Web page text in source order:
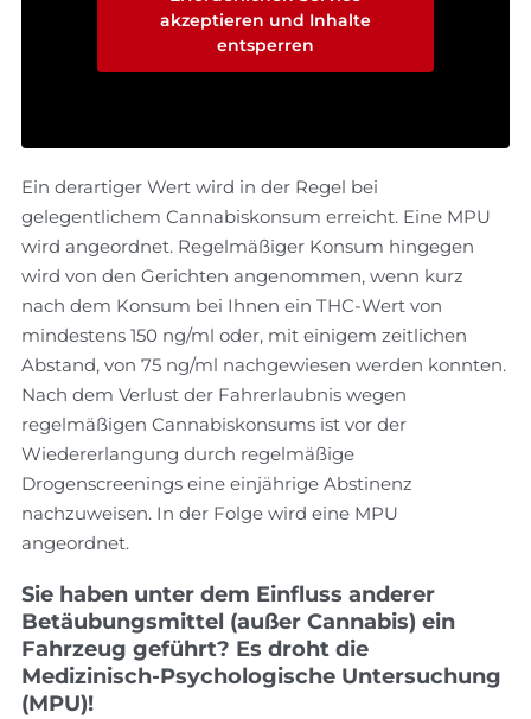
akzeptieren und Inhalte
entsperren
Ein derartiger Wert wird in der Regel bei
gelegentlichem Cannabiskonsum erreicht. Eine MPU
wird angeordnet. Regelmäßiger Konsum hingegen
wird von den Gerichten angenommen, wenn kurz
nach dem Konsum bei Ihnen ein THC-Wert von
mindestens 150 ng/ml oder, mit einigem zeitlichen
Abstand, von 75 ng/ml nachgewiesen werden konnten.
Nach dem Verlust der Fahrerlaubnis wegen
regelmäßigen Cannabiskonsums ist vor der
Wiedererlangung durch regelmäßige
Drogenscreenings eine einjährige Abstinenz
nachzuweisen. In der Folge wird eine MPU
angeordnet.
Sie haben unter dem Einfluss anderer
Betäubungsmittel (außer Cannabis) ein
Fahrzeug geführt? Es droht die
Medizinisch-Psychologische Untersuchung
(MPU)!